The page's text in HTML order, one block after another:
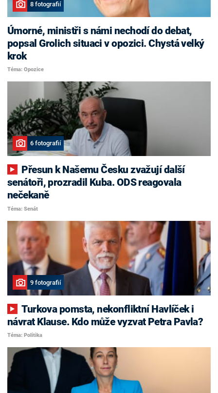
8 fotografií
Úmorné, ministři s námi nechodí do debat,
popsal Grolich situaci v opozici. Chystá velký
krok
Téma: Opozice
6 fotografií
senátoři, prozradil Kuba. ODS reagovala
nečekaně
Téma: Senát
9 fotografií
Turkova pomsta, nekonfliktní Havlíček i
návrat Klause. Kdo může vyzvat Petra Pavla?
Téma: Politika